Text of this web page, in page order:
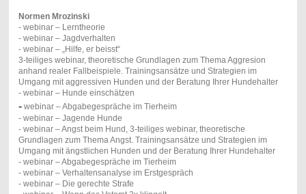
Normen Mrozinski
- webinar–Lerntheorie
- webinar–Jagdverhalten
- webinar – „Hilfe, er beisst“
3-teiliges webinar, theoretische Grundlagen zum Thema Aggresion
anhand realer Fallbeispiele. Trainingsansätze und Strategien im
Umgang mit aggressiven Hunden und der Beratung Ihrer Hundehalter
- webinar– Hunde einschätzen
-webinar – Abgabegespräche im Tierheim
- webinar– Jagende Hunde
- webinar – Angst beim Hund, 3-teiliges webinar, theoretische
Grundlagen zum Thema Angst. Trainingsansätze und Strategien im
Umgang mit ängstlichen Hunden und der Beratung Ihrer Hundehalter
- webinar – Abgabegespräche im Tierheim
- webinar – Verhaltensanalyse im Erstgespräch
- webinar – Die gerechte Strafe